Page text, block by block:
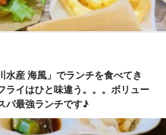
水産 海風」でランチを食べてき
ライはひと味違う。。。ボリュー
パ最強ランチです♪